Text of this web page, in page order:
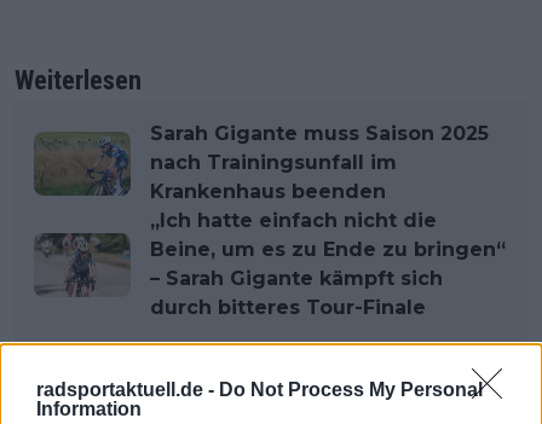
radsportaktuell.de - Do Not Process My Personal
Information
Weiterlesen
Sarah Gigante muss Saison 2025
nach Trainingsunfall im
Krankenhaus beenden
„Ich hatte einfach nicht die
Beine, um es zu Ende zu bringen“
– Sarah Gigante kämpft sich
durch bitteres Tour-Finale
Jetzt kostenlos den RadsportAktuell-